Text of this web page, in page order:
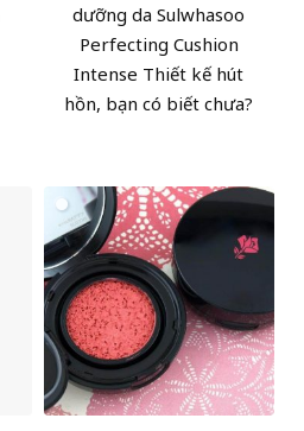
dưỡng da Sulwhasoo
Perfecting Cushion
Intense Thiết kế hút
hồn, bạn có biết chưa?